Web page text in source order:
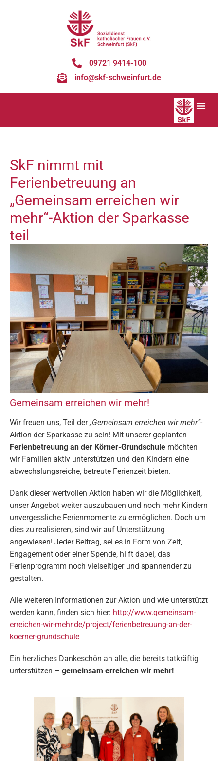
09721 9414-100
info@skf-schweinfurt.de
SkF nimmt mit
Ferienbetreuung an
„Gemeinsam erreichen wir
mehr“-Aktion der Sparkasse
teil
Gemeinsam erreichen wir mehr!
Wir freuen uns, Teil der„Gemeinsam erreichen wir mehr“-
Aktion der Sparkasse zu sein! Mit unserer geplanten
Ferienbetreuung an der Körner-Grundschule möchten
wir Familien aktiv unterstützen und den Kindern eine
abwechslungsreiche, betreute Ferienzeit bieten.
Dank dieser wertvollen Aktion haben wir die Möglichkeit,
unser Angebot weiter auszubauen und noch mehr Kindern
unvergessliche Ferienmomente zu ermöglichen. Doch um
dies zu realisieren, sind wir auf Unterstützung
angewiesen! Jeder Beitrag, sei es in Form von Zeit,
Engagement oder einer Spende, hilft dabei, das
Ferienprogramm noch vielseitiger und spannender zu
gestalten.
Alle weiteren Informationen zur Aktion und wie unterstützt
werden kann, finden sich hier: http://www.gemeinsam-
erreichen-wir-mehr.de/project/ferienbetreuung-an-der-
koerner-grundschule
Ein herzliches Dankeschön an alle, die bereits tatkräftig
unterstützen – gemeinsam erreichen wir mehr!